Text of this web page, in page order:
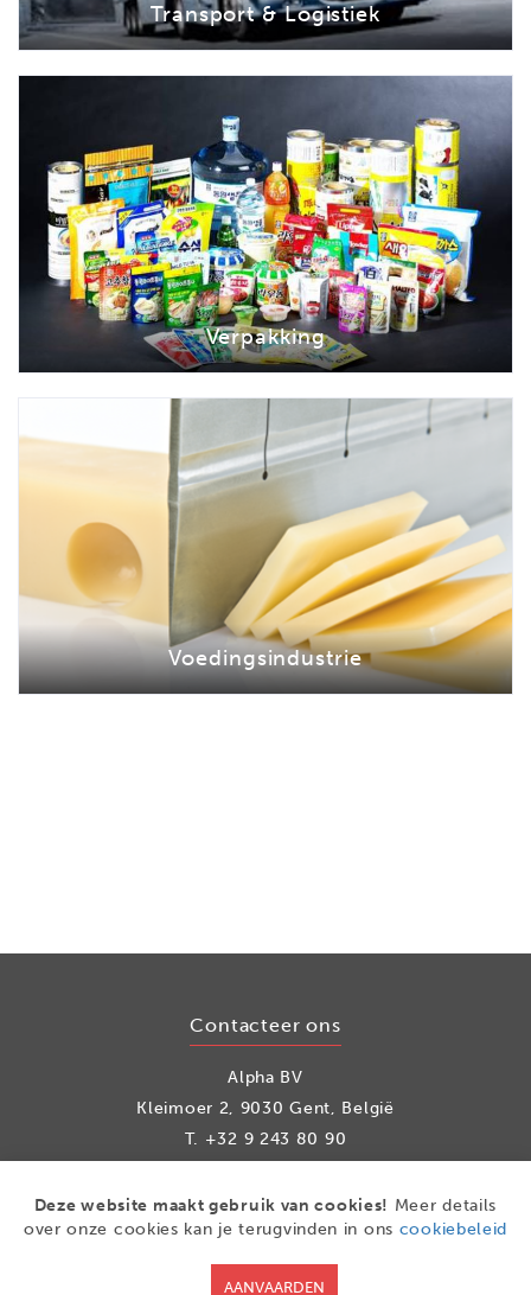
Transport & Logistiek
Verpakking
Voedingsindustrie
Contacteer ons
Alpha BV
Kleimoer 2, 9030 Gent, België
T. +32 9 243 80 90
Deze website maakt gebruik van cookies! Meer details
over onze cookies kan je terugvinden in ons cookiebeleid
AANVAARDEN